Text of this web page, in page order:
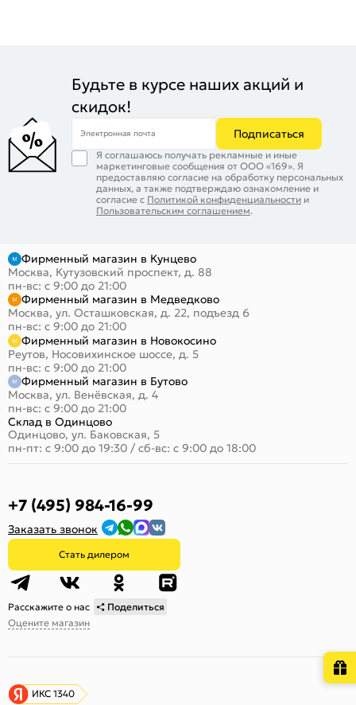
Будьте в курсе наших акций и
скидок!
Электронная почта Подписаться
Я соглашаюсь получать рекламные и иные
маркетинговые сообщения от ООО «169». Я
предоставляю согласие на обработку персональных
данных, а также подтверждаю ознакомление и
согласие с Политикой конфиденциальности и
Пользовательским соглашением.
Фирменный магазин в Кунцево
Москва, Кутузовский проспект, д. 88
пн-вс: с 9:00 до 21:00
Фирменный магазин в Медведково
Москва, ул. Осташковская, д. 22, подъезд 6
пн-вс: с 9:00 до 21:00
Фирменный магазин в Новокосино
Реутов, Носовихинское шоссе, д. 5
пн-вс: с 9:00 до 21:00
Фирменный магазин в Бутово
Москва, ул. Венёвская, д. 4
пн-вс: с 9:00 до 21:00
Склад в Одинцово
Одинцово, ул. Баковская, 5
пн-пт: с 9:00 до 19:30 / сб-вс: с 9:00 до 18:00
+7 (495) 984-16-99
Заказать звонок
Стать дилером
Расскажите о нас
Поделиться
Оцените магазин
ИКС 1340